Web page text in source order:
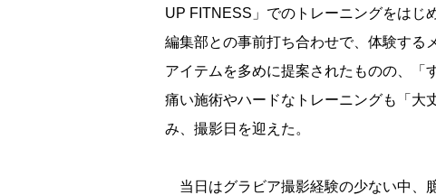
UP FITNESS」でのトレーニングをはじ
編集部との事前打ち合わせで、体験する
アイテムを多めに提案されたものの、「
痛い施術やハードなトレーニングも「大
み、撮影日を迎えた。
当日はグラビア撮影経験の少ない中、